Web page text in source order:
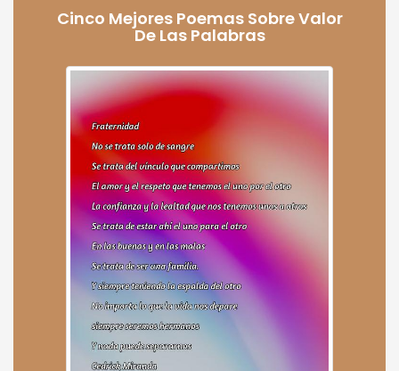
Cinco Mejores Poemas Sobre Valor
De Las Palabras